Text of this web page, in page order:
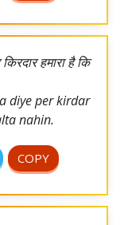
हमारा है कि
diye per kirdar
nahin.